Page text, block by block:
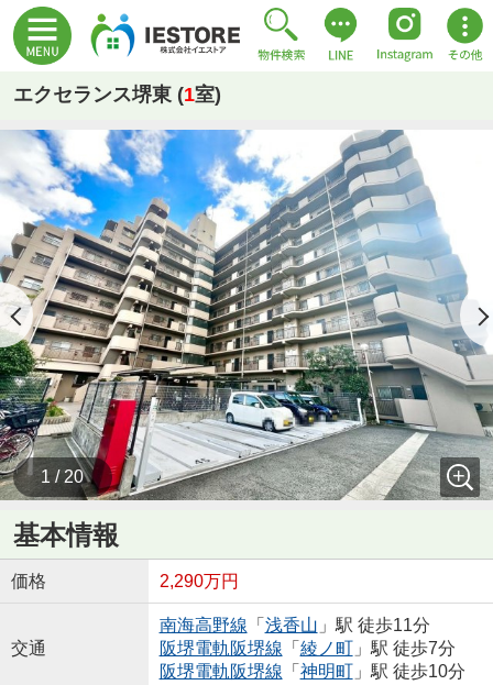
エクセランス堺東 (1室)
1 / 20
基本情報
価格 2,290万円
交通
南海高野線 「 浅香山 」駅 徒歩11分
阪堺電軌阪堺線 「 綾ノ町」駅 徒歩7分
阪堺電軌阪堺線 「 神明町」駅 徒歩10分